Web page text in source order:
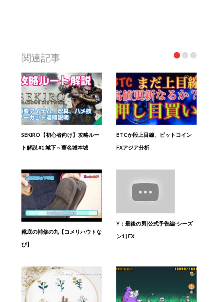
関連記事
SEKIRO【初心者向け】攻略ルー
ト解説 #1 城下～葦名城本城
BTCか段上目線。ビットコイン
FXアジア分析
靴底の補修の九【コメリハウトな
び】
Y：最後の男|公式予告編-シーズ
ン1 | FX